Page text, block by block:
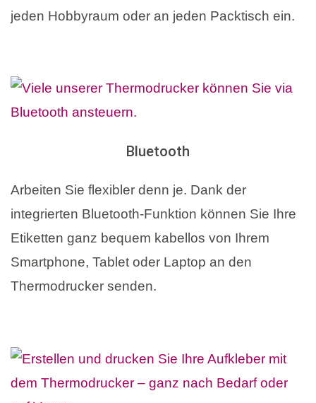
jeden Hobbyraum oder an jeden Packtisch ein.
Bluetooth
Arbeiten Sie flexibler denn je. Dank der
integrierten Bluetooth-Funktion können Sie Ihre
Etiketten ganz bequem kabellos von Ihrem
Smartphone, Tablet oder Laptop an den
Thermodrucker senden.